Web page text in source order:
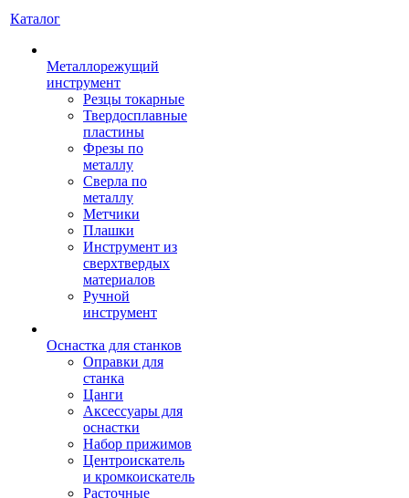
Каталог
Металлорежущий
инструмент
Резцы токарные
Твердосплавные
пластины
Фрезы по
металлу
Сверла по
металлу
Метчики
Плашки
Инструмент из
сверхтвердых
материалов
Ручной
инструмент
Оснастка для станков
Оправки для
станка
Цанги
Аксессуары для
оснастки
Набор прижимов
Центроискатель
и кромкоискатель
Расточные